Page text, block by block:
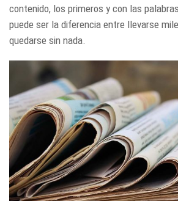
contenido, los primeros y con las
puede ser la diferencia entre llevarse
quedarse sin nada.